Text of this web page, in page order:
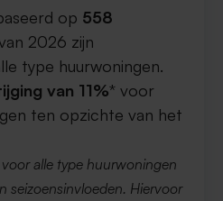
op 558
2026 zijn
type huurwoningen.
van 11%* voor
ten opzichte van het
alle type huurwoningen
seizoensinvloeden. Hiervoor